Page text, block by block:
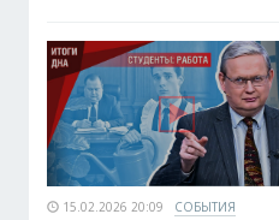
15.02.2026 20:09 СОБЫТИЯ